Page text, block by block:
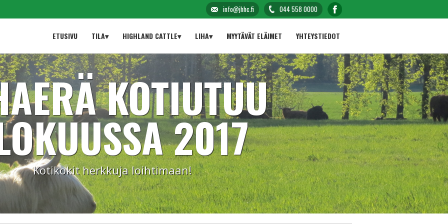
044 558 0000
info@jhhc.fi
ETUSIVU TILA▾ HIGHLAND CATTLE▾ LIHA▾ MYYTÄVÄT ELÄIMET YHTEYSTIEDOT
KOTIUTUU
2017
Kotikokit herkkuja loihtimaan!